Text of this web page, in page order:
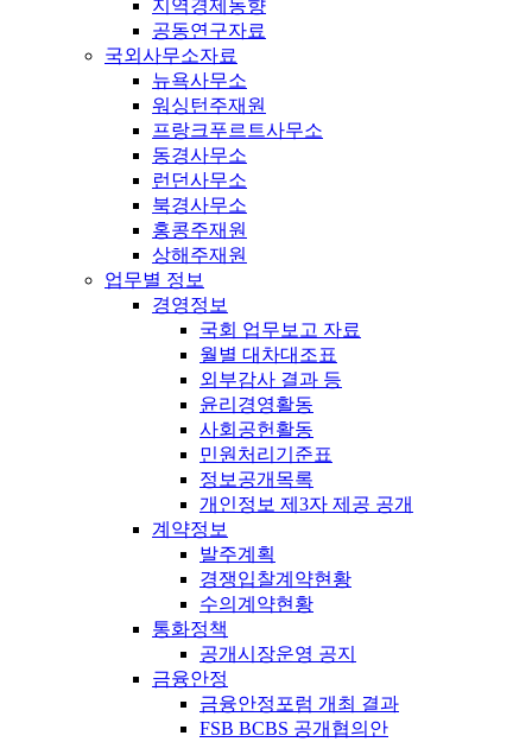
지역경제동향
공동연구자료
국외사무소자료
뉴욕사무소
워싱턴주재원
프랑크푸르트사무소
동경사무소
런던사무소
북경사무소
홍콩주재원
상해주재원
업무별 정보
경영정보
국회 업무보고 자료
월별 대차대조표
외부감사 결과 등
윤리경영활동
사회공헌활동
민원처리기준표
정보공개목록
개인정보 제3자 제공 공개
계약정보
발주계획
경쟁입찰계약현황
수의계약현황
통화정책
공개시장운영 공지
금융안정
금융안정포럼 개최 결과
FSB BCBS 공개협의안